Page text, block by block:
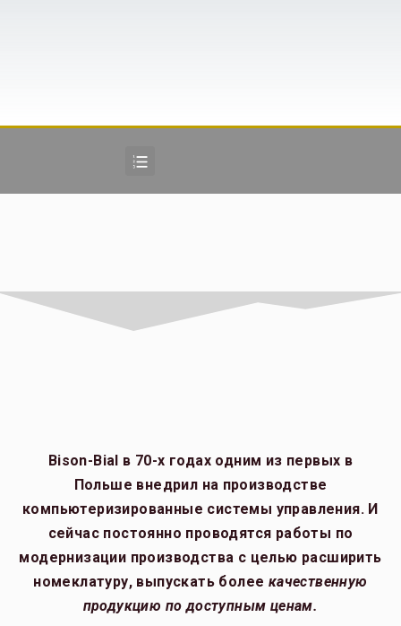
Bison-Bial в 70-х годах одним из первых в
Польше внедрил на производстве
компьютеризированные системы управления. И
сейчас постоянно проводятся работы по
модернизации производства с целью расширить
номеклатуру, выпускать более качественную
продукцию по доступным ценам.